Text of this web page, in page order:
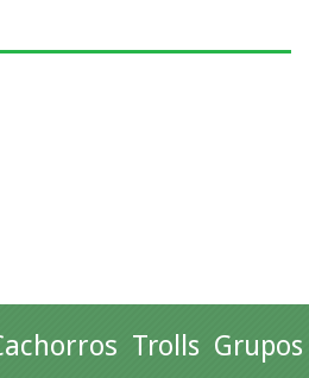
Trolls Grupos